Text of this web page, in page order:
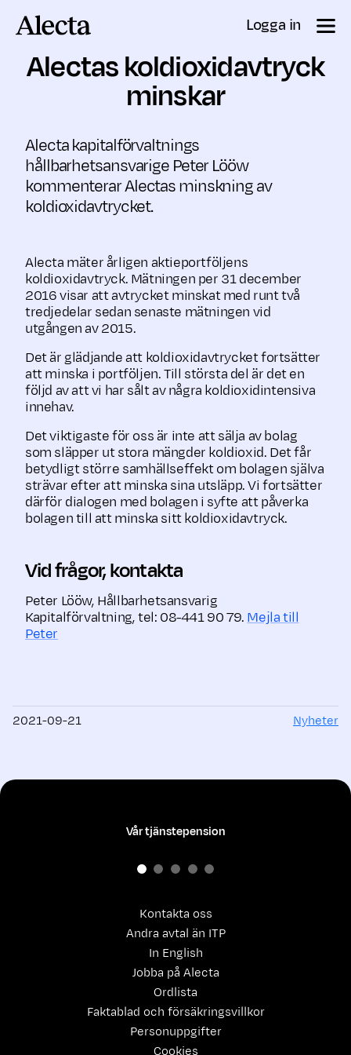
Logga in
Alectas koldioxidavtryck
minskar
Alecta kapitalförvaltnings
hållbarhetsansvarige Peter Lööw
kommenterar Alectas minskning av
koldioxidavtrycket.
Alecta mäter årligen aktieportföljens
koldioxidavtryck. Mätningen per 31 december
2016 visar att avtrycket minskat med runt två
tredjedelar sedan senaste mätningen vid
utgången av 2015.
Det är glädjande att koldioxidavtrycket fortsätter
att minska i portföljen. Till största del är det en
följd av att vi har sålt av några koldioxidintensiva
innehav.
Det viktigaste för oss är inte att sälja av bolag
som släpper ut stora mängder koldioxid. Det får
betydligt större samhällseffekt om bolagen själva
strävar efter att minska sina utsläpp. Vi fortsätter
därför dialogen med bolagen i syfte att påverka
bolagen till att minska sitt koldioxidavtryck.
Vid frågor, kontakta
Peter Lööw, Hållbarhetsansvarig
Kapitalförvaltning, tel: 08-441 90 79.Mejla till
Peter
2021-09-21 Nyheter
Kontakta oss
Andra avtal än ITP
In English
Jobba på Alecta
Ordlista
Faktablad och försäkringsvillkor
Personuppgifter
Cookies
Vår tjänstepension